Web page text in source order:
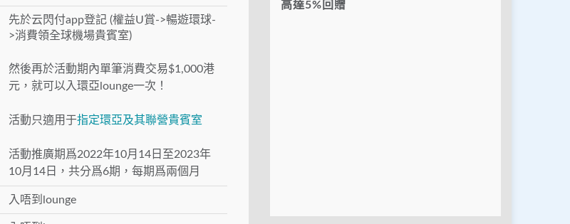
先於云閃付app登記 (權益U賞->暢遊環球-
>消費領全球機場貴賓室)
然後再於活動期內單筆消費交易$1,000港
元，就可以入環亞lounge一次！
活動只適用于指定環亞及其聯營貴賓室
活動推廣期爲2022年10月14日至2023年
10月14日，共分爲6期，每期爲兩個月
入唔到lounge
高達5%回贈